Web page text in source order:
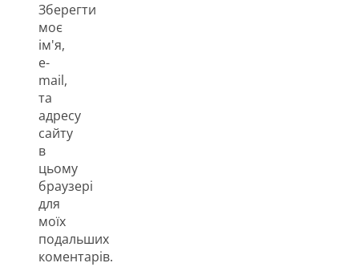
Зберегти
моє
ім'я,
e-
mail,
та
адресу
сайту
в
цьому
браузері
для
моїх
подальших
коментарів.